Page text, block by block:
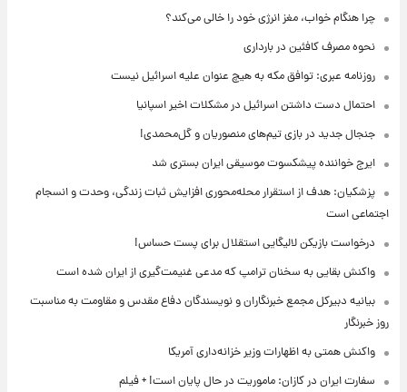
چرا هنگام خواب، مغز انرژی خود را خالی می‌کند؟
نحوه مصرف کافئین در بارداری
روزنامه عبری: توافق مکه به هیچ عنوان علیه اسرائیل نیست
احتمال دست داشتن اسرائیل در مشکلات اخیر اسپانیا
جنجال جدید در بازی تیم‌های منصوریان و گل‌محمدی!
ایرج خواننده پیشکسوت موسیقی ایران بستری شد
پزشکیان: هدف از استقرار محله‌محوری افزایش ثبات زندگی، وحدت و انسجام
اجتماعی است
درخواست بازیکن لالیگایی استقلال برای پست حساس!
واکنش بقایی به سخنان ترامپ که مدعی غنیمت‌گیری از ایران شده است
بیانیه دبیرکل مجمع خبرنگاران و نویسندگان دفاع مقدس و مقاومت به مناسبت
روز خبرنگار
واکنش همتی به اظهارات وزیر خزانه‌داری آمریکا
سفارت ایران در کازان: ماموریت در حال پایان است! + فیلم